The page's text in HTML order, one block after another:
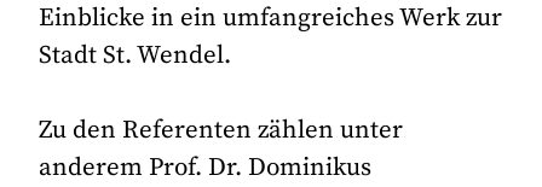
Einblicke in ein umfangreiches Werk zur
Stadt St. Wendel.
Zu den Referenten zählen unter
anderem Prof. Dr. Dominikus